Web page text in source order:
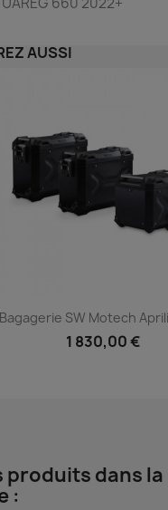
AUSSI
SW Motech
1 830,00 €
produits dans la
: